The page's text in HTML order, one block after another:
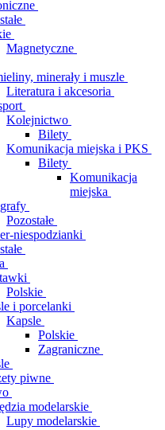
Magnetyczne
minerały i muszle
Literatura i akcesoria
Kolejnictwo
Bilety
Komunikacja miejska i PKS
Bilety
Komunikacja
miejska
Pozostałe
niespodzianki
Polskie
i porcelanki
Kapsle
Polskie
Zagraniczne
piwne
modelarskie
Lupy modelarskie